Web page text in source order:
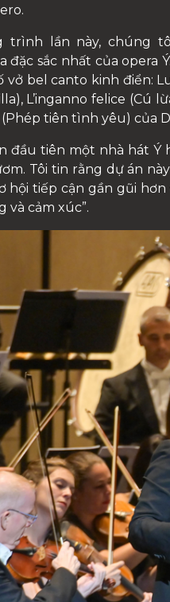
trình lần này, chúng
đặc sắc nhất của opera
vở bel canto kinh điển:
L’inganno felice (Cú
(Phép tiên tình yêu) của
đầu tiên một nhà hát Ý
Tôi tin rằng dự án
hội tiếp cận gần gũi
và cảm xúc”.